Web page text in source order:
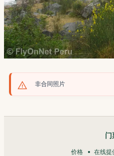
非合同照片
门
价格 在线提